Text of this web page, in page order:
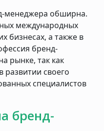
менеджера обширна.
международных
бизнесах, а также в
бренд-
рынке, так как
развитии своего
специалистов
бренд-